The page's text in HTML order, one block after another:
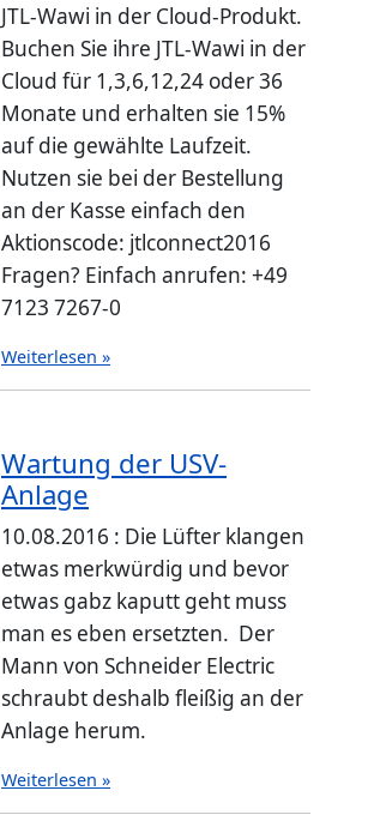
JTL-Wawi in der Cloud-Produkt.
Buchen Sie ihre JTL-Wawi in der
Cloud für 1,3,6,12,24 oder 36
Monate und erhalten sie 15%
auf die gewählte Laufzeit.
Nutzen sie bei der Bestellung
an der Kasse einfach den
Aktionscode: jtlconnect2016
Fragen? Einfach anrufen: +49
7123 7267-0
Weiterlesen »
Wartung der USV-
Anlage
10.08.2016 : Die Lüfter klangen
etwas merkwürdig und bevor
etwas gabz kaputt geht muss
man es eben ersetzten. Der
Mann von Schneider Electric
schraubt deshalb fleißig an der
Anlage herum.
Weiterlesen »